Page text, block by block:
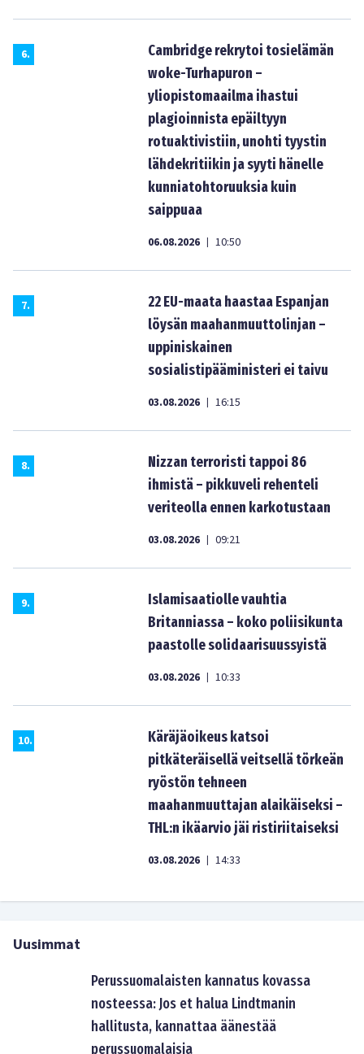
6.
Cambridge rekrytoi tosielämän
woke-Turhapuron –
yliopistomaailma ihastui
plagioinnista epäiltyyn
rotuaktivistiin, unohti tyystin
lähdekritiikin ja syyti hänelle
kunniatohtoruuksia kuin
saippuaa
06.08.2026 | 10:50
7.
22 EU-maata haastaa Espanjan
löysän maahanmuuttolinjan –
uppiniskainen
sosialistipääministeri ei taivu
03.08.2026 | 16:15
8.
Nizzan terroristi tappoi 86
ihmistä – pikkuveli rehenteli
veriteolla ennen karkotustaan
03.08.2026 | 09:21
9.
Islamisaatiolle vauhtia
Britanniassa – koko poliisikunta
paastolle solidaarisuussyistä
03.08.2026 | 10:33
10.
Käräjäoikeus katsoi
pitkäteräisellä veitsellä törkeän
ryöstön tehneen
maahanmuuttajan alaikäiseksi –
THL:n ikäarvio jäi ristiriitaiseksi
03.08.2026 | 14:33
Uusimmat
Perussuomalaisten kannatus kovassa
nosteessa: Jos et halua Lindtmanin
hallitusta, kannattaa äänestää
perussuomalaisia